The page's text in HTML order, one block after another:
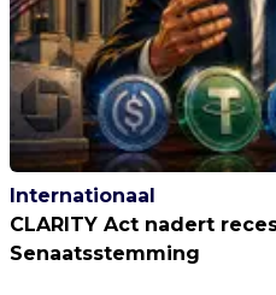
Internationaal
CLARITY Act nadert
Senaatsstemming